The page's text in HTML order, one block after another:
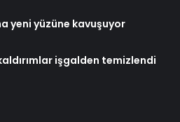
yeni yüzüne kavuşuyor
işgalden temizlendi